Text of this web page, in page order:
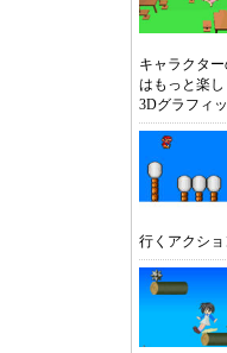
キャラクタ
はもっと楽
3Dグラフィ
行くアクシ